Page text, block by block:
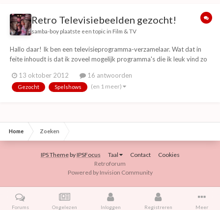
Retro Televisiebeelden gezocht!
samba-boy plaatste een topic in Film & TV
Hallo daar! Ik ben een televisieprogramma-verzamelaar. Wat dat in
feite inhoudt is dat ik zoveel mogelijk programma's die ik leuk vind zo
In de afgelopen 5 jaar ben ik intensief bezig geweest een goede
collectie op te bouwen in...
13 oktober 2012 16 antwoorden
Gezocht Spelshows (en 1 meer)
Home Zoeken
IPS ThemebyIPSFocus Taal Contact
Cookies
Retroforum
Powered by Invision Community
Forums Ongelezen Inloggen Registreren Meer